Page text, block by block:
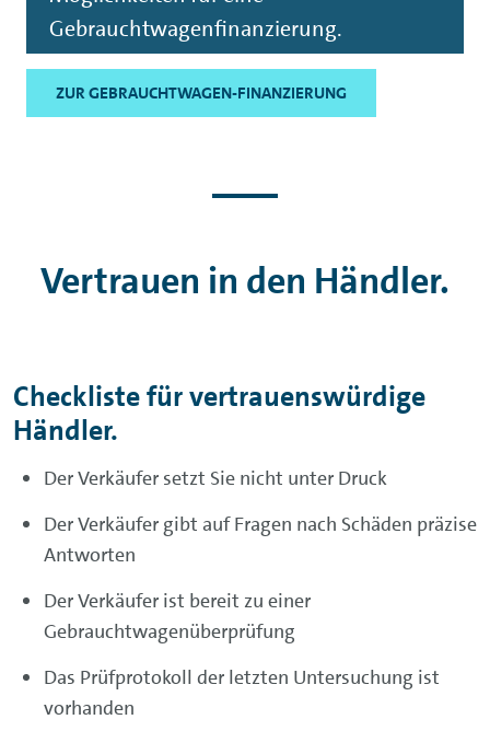
Gebrauchtwagenfinanzierung.
ZUR GEBRAUCHTWAGEN-FINANZIERUNG
Vertrauen in den Händler.
Checkliste für vertrauenswürdige
Händler.
Der Verkäufer setzt Sie nicht unter Druck
Der Verkäufer gibt auf Fragen nach Schäden präzise
Antworten
Der Verkäufer ist bereit zu einer
Gebrauchtwagenüberprüfung
Das Prüfprotokoll der letzten Untersuchung ist
vorhanden